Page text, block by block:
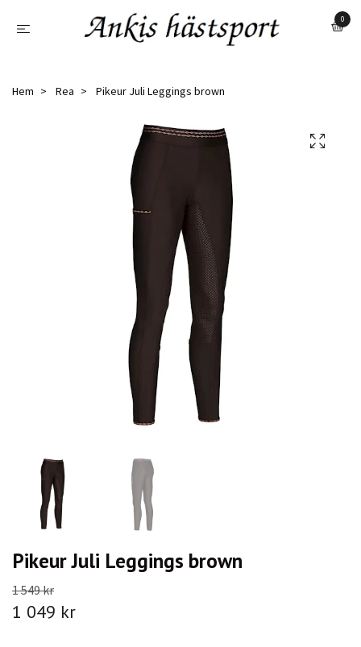
0
Hem Rea Pikeur Juli Leggings brown
Pikeur Juli Leggings brown
1 549 kr
1 049 kr